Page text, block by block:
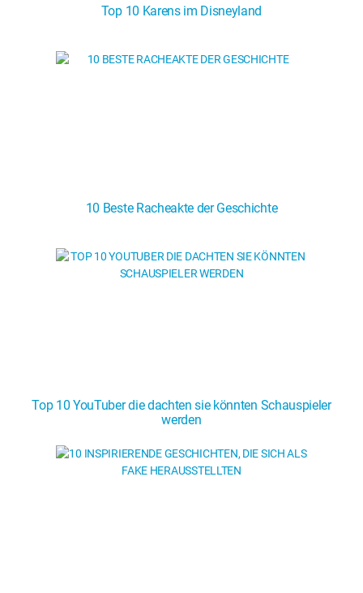
Top 10 Karens im Disneyland
10 Beste Racheakte der Geschichte
Top 10 YouTuber die dachten sie könnten Schauspieler
werden